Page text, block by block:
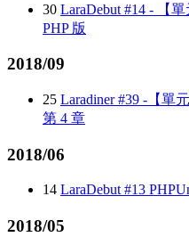
30 LaraDebut #14 - 【
PHP 版
2018/09
25 Laradiner #39 -【單
第 4 章
2018/06
14 LaraDebut #13
2018/05